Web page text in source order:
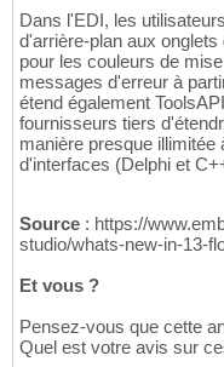
Dans l'EDI, les
d'arrière-plan aux
pour les couleurs de
messages d'erreur à
étend également
fournisseurs tiers
manière presque illimitée
d'interfaces (Delphi et
Source : https://
studio/whats-new-in-13-
Et vous ?
Pensez-vous que cette
Quel est votre avis sur